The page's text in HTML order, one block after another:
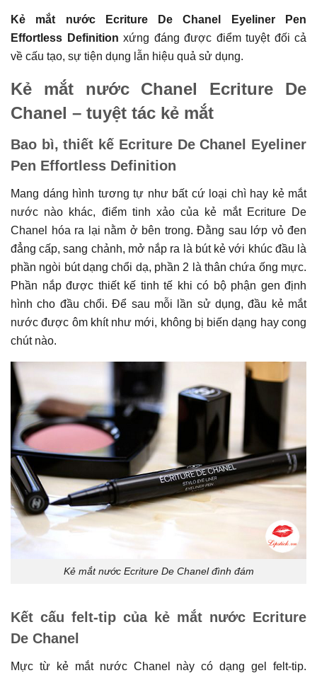
Kẻ mắt nước Ecriture De Chanel Eyeliner Pen
Effortless Definition xứng đáng được điểm tuyệt đối cả
về cấu tạo, sự tiện dụng lẫn hiệu quả sử dụng.
Kẻ mắt nước Chanel Ecriture De
Chanel – tuyệt tác kẻ mắt
Bao bì, thiết kế Ecriture De Chanel Eyeliner
Pen Effortless Definition
Mang dáng hình tương tự như bất cứ loại chì hay kẻ mắt
nước nào khác, điểm tinh xảo của kẻ mắt Ecriture De
Chanel hóa ra lại nằm ở bên trong. Đằng sau lớp vỏ đen
đẳng cấp, sang chảnh, mở nắp ra là bút kẻ với khúc đầu là
phần ngòi bút dạng chổi dạ, phần 2 là thân chứa ống mực.
Phần nắp được thiết kế tinh tế khi có bộ phận gen định
hình cho đầu chổi. Để sau mỗi lần sử dụng, đầu kẻ mắt
nước được ôm khít như mới, không bị biến dạng hay cong
chút nào.
Kẻ mắt nước Ecriture De Chanel đình đám
Kết cấu felt-tip của kẻ mắt nước Ecriture
De Chanel
Mực từ kẻ mắt nước Chanel này có dạng gel felt-tip.